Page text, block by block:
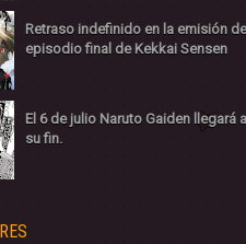
Retraso indefinido en la emisión
episodio final de Kekkai Sensen
El 6 de julio Naruto Gaiden llegará a
su fin.